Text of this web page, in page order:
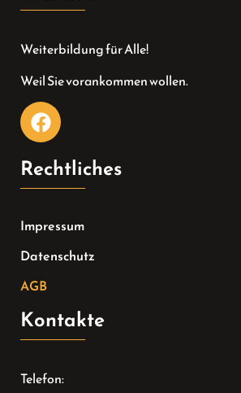
Weiterbildung für Alle!
Weil Sie vorankommen wollen.
Rechtliches
Impressum
Datenschutz
AGB
Kontakte
Telefon: